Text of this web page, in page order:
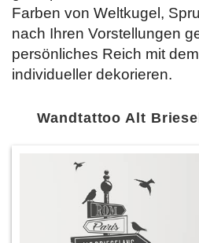
Farben von Weltkugel,
nach Ihren Vorstellungen
persönliches Reich mit
individueller dekorieren.
Wandtattoo Alt